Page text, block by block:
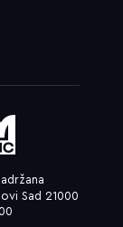
Sad 21000